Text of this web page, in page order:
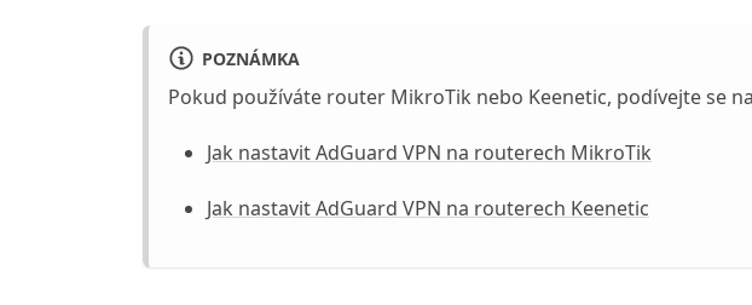
POZNÁMKA
Pokud používáte router MikroTik nebo Keenetic, podívejte se
Jak nastavit AdGuard VPN na routerech MikroTik
Jak nastavit AdGuard VPN na routerech Keenetic